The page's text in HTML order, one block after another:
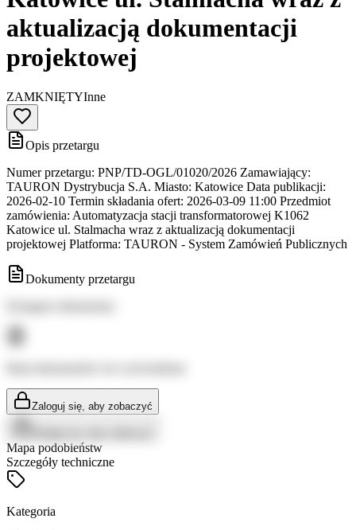
aktualizacją dokumentacji
projektowej
ZAMKNIĘTYInne
Opis przetargu
Numer przetargu: PNP/TD-OGL/01020/2026 Zamawiający:
TAURON Dystrybucja S.A. Miasto: Katowice Data publikacji:
2026-02-10 Termin składania ofert: 2026-03-09 11:00 Przedmiot
zamówienia: Automatyzacja stacji transformatorowej K1062
Katowice ul. Stalmacha wraz z aktualizacją dokumentacji
projektowej Platforma: TAURON - System Zamówień Publicznych
Dokumenty przetargu
Zaloguj się, aby zobaczyć
Mapa podobieństw
Szczegóły techniczne
Kategoria